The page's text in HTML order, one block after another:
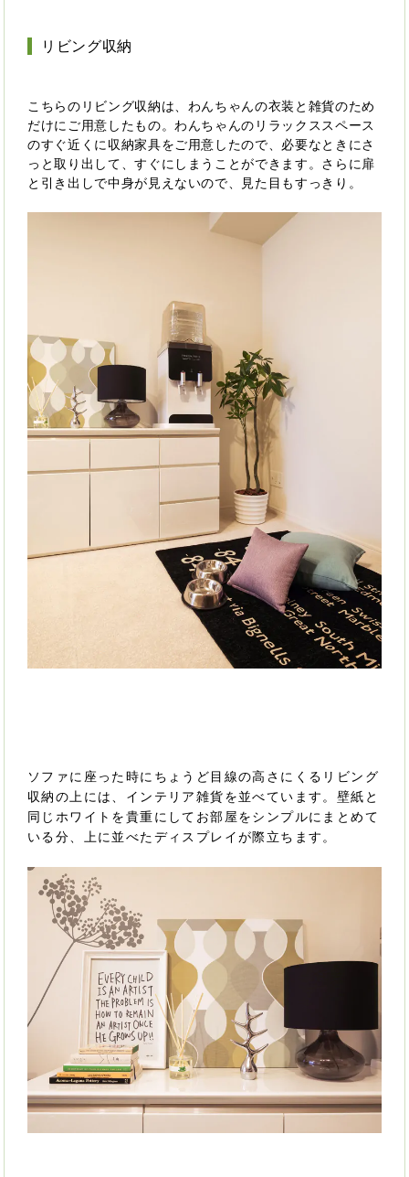
リビング収納
こちらのリビング収納は、わんちゃんの衣装と雑貨のため
だけにご用意したもの。わんちゃんのリラックススペース
のすぐ近くに収納家具をご用意したので、必要なときにさ
っと取り出して、すぐにしまうことができます。さらに扉
と引き出しで中身が見えないので、見た目もすっきり。
ソファに座った時にちょうど目線の高さにくるリビング
収納の上には、インテリア雑貨を並べています。壁紙と
同じホワイトを貴重にしてお部屋をシンプルにまとめて
いる分、上に並べたディスプレイが際立ちます。